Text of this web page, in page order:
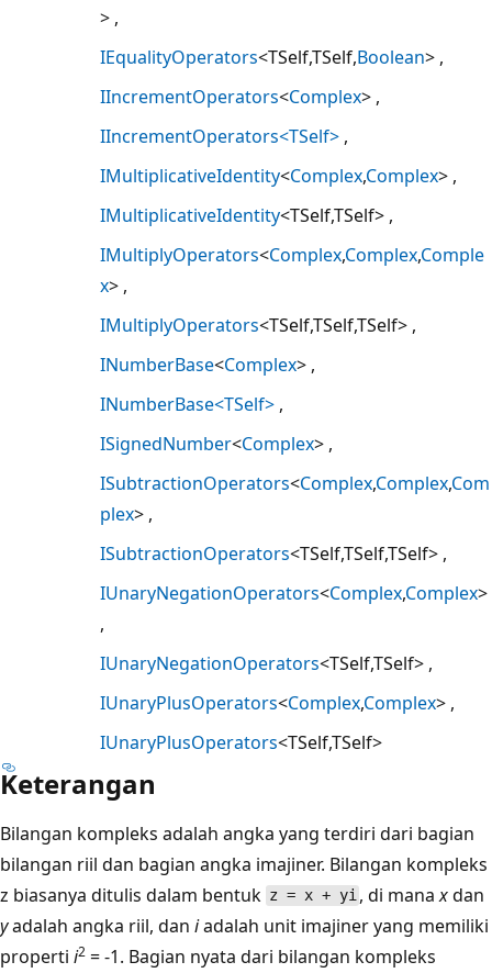
>
IEqualityOperators<TSelf,TSelf,Boolean>
IIncrementOperators<Complex>
IIncrementOperators<TSelf>
IMultiplicativeIdentity<Complex,Complex>
IMultiplicativeIdentity<TSelf,TSelf>
IMultiplyOperators<Complex,Complex,Comple
x>
IMultiplyOperators<TSelf,TSelf,TSelf>
INumberBase<Complex>
INumberBase<TSelf>
ISignedNumber<Complex>
ISubtractionOperators<Complex,Complex,Com
plex>
ISubtractionOperators<TSelf,TSelf,TSelf>
IUnaryNegationOperators<Complex,Complex>
IUnaryNegationOperators<TSelf,TSelf>
IUnaryPlusOperators<Complex,Complex>
IUnaryPlusOperators<TSelf,TSelf>
Keterangan
Bilangan kompleks adalah angka yang terdiri dari bagian
bilangan riil dan bagian angka imajiner. Bilangan kompleks
z biasanya ditulis dalam bentuk z = x + yi , di manaxdan
yadalah angka riil, dan iadalah unit imajiner yang memiliki
properti i2 = -1. Bagian nyata dari bilangan kompleks